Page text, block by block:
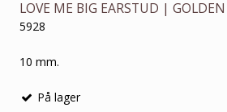
LOVE ME BIG EARSTUD | GOLDEN
5928
10 mm.
På lager